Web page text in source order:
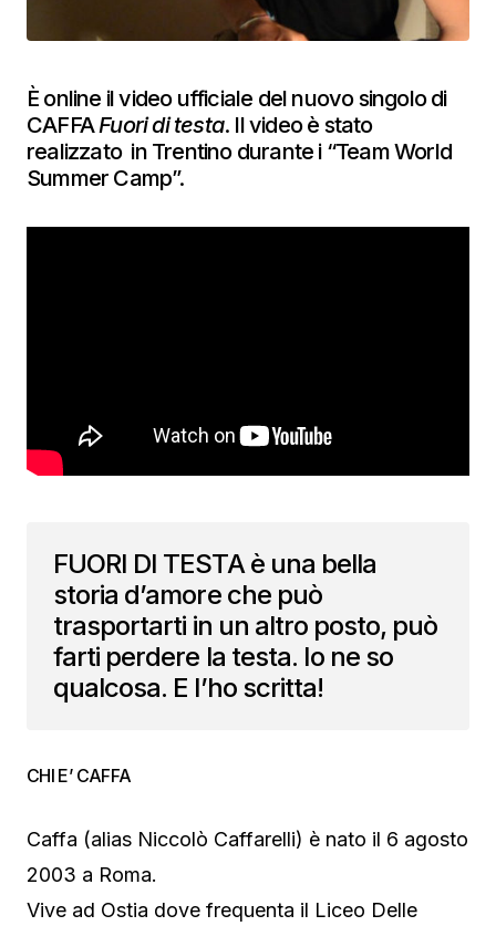
È online il video ufficiale del nuovo singolo di
CAFFAFuori di testa. Il video è stato
realizzato in Trentino durante i “Team World
Summer Camp”.
FUORI DI TESTA è una bella
storia d’amore che può
trasportarti in un altro posto, può
farti perdere la testa. Io ne so
qualcosa. E l’ho scritta!
CHI E’ CAFFA
Caffa (alias Niccolò Caffarelli) è nato il 6 agosto
2003 a Roma.
Vive ad Ostia dove frequenta il Liceo Delle